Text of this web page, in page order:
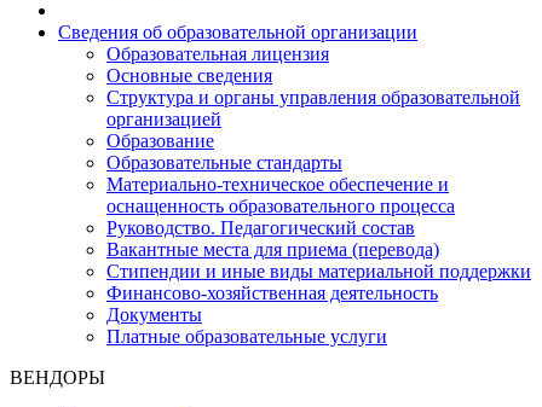
Сведения об образовательной организации
Образовательная лицензия
Основные сведения
Структура и органы управления образовательной
организацией
Образование
Образовательные стандарты
Материально-техническое обеспечение и
оснащенность образовательного процесса
Руководство. Педагогический состав
Вакантные места для приема (перевода)
Стипендии и иные виды материальной поддержки
Финансово-хозяйственная деятельность
Документы
Платные образовательные услуги
ВЕНДОРЫ